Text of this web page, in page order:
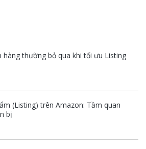
hàng thường bỏ qua khi tối ưu Listing
(Listing) trên Amazon: Tầm quan
bị